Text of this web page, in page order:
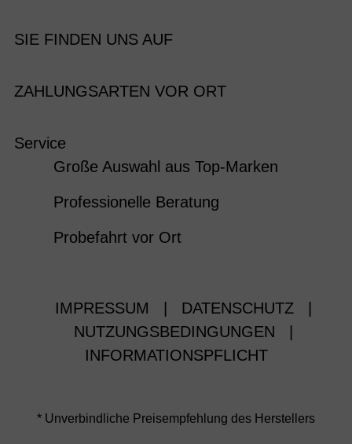
SIE FINDEN UNS AUF
ZAHLUNGSARTEN VOR ORT
Service
Große Auswahl aus Top-Marken
Professionelle Beratung
Probefahrt vor Ort
IMPRESSUM DATENSCHUTZ
NUTZUNGSBEDINGUNGEN
INFORMATIONSPFLICHT
* Unverbindliche Preisempfehlung des Herstellers